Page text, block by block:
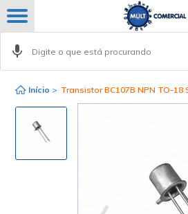
Início > Transistor BC107B NPN TO-18